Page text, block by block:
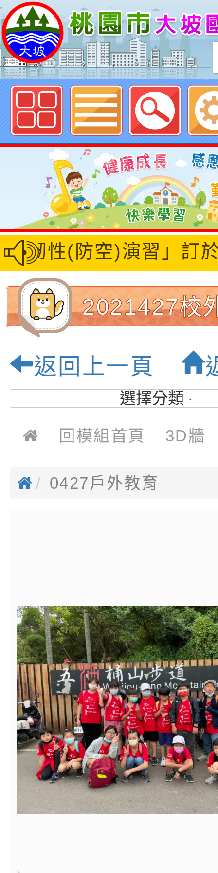
歡迎參觀：桃園市大坡國民小學網
韌性(防空)演習」訂
2021427校
園市大坡國
優質校園
返回上一頁
選擇分類
回模組首頁 3D牆
0427戶外教育